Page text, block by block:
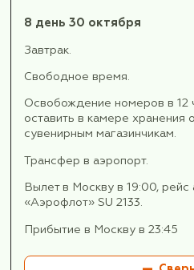
перекрестке дорог
Вечером переезд в
Ужин.
Отдых.